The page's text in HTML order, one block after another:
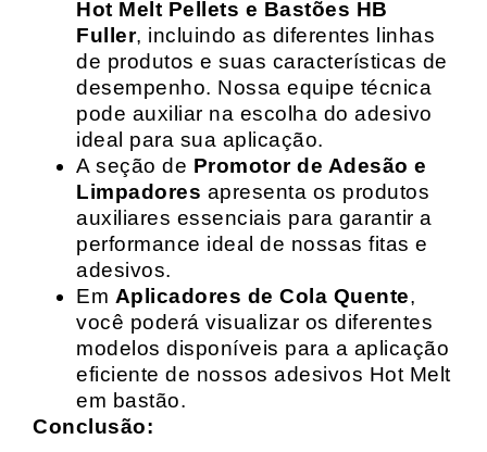
Hot Melt Pellets e Bastões HB
Fuller, incluindo as diferentes linhas
de produtos e suas características de
desempenho. Nossa equipe técnica
pode auxiliar na escolha do adesivo
ideal para sua aplicação.
A seção de Promotor de Adesão e
Limpadores apresenta os produtos
auxiliares essenciais para garantir a
performance ideal de nossas fitas e
adesivos.
Em Aplicadores de Cola Quente,
você poderá visualizar os diferentes
modelos disponíveis para a aplicação
eficiente de nossos adesivos Hot Melt
em bastão.
Conclusão: